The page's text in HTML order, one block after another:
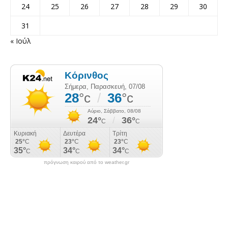
24
25 26 27 28 29
30
31
« Ιούλ
πρόγνωση καιρού από το weather.gr